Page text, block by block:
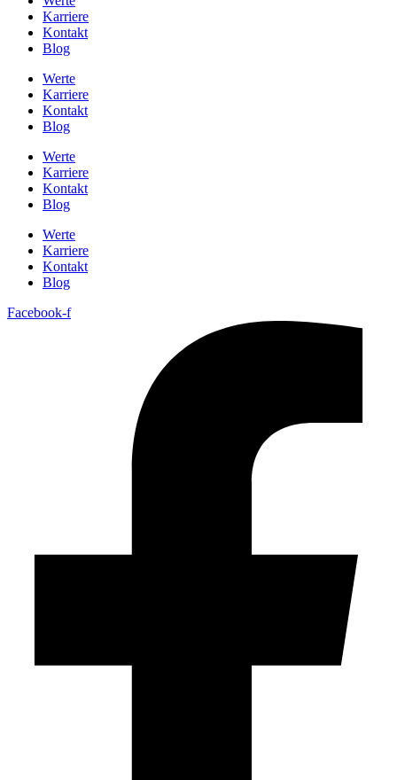
Karriere
Kontakt
Blog
Werte
Karriere
Kontakt
Blog
Werte
Karriere
Kontakt
Blog
Werte
Karriere
Kontakt
Blog
Facebook-f